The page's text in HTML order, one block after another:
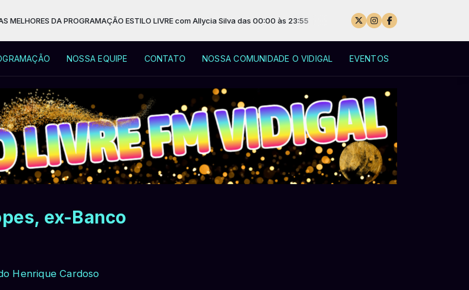
DA PROGRAMAÇÃO ESTILO LIVRE com Allycia Silva das 00:00 às 23:55
NOSSA EQUIPE CONTATO NOSSA COMUNIDADE O VIDIGAL EVENTOS
ex-Banco
Henrique Cardoso